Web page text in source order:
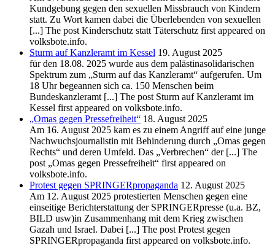
Kundgebung gegen den sexuellen Missbrauch von Kindern
statt. Zu Wort kamen dabei die Überlebenden von sexuellen
[...] The post Kinderschutz statt Täterschutz first appeared on
volksbote.info.
Sturm auf Kanzleramt im Kessel 19. August 2025
für den 18.08. 2025 wurde aus dem palästinasolidarischen
Spektrum zum „Sturm auf das Kanzleramt“ aufgerufen. Um
18 Uhr begeannen sich ca. 150 Menschen beim
Bundeskanzleramt [...] The post Sturm auf Kanzleramt im
Kessel first appeared on volksbote.info.
„Omas gegen Pressefreiheit“ 18. August 2025
Am 16. August 2025 kam es zu einem Angriff auf eine junge
Nachwuchsjournalistin mit Behinderung durch „Omas gegen
Rechts“ und deren Umfeld. Das „Verbrechen“ der [...] The
post „Omas gegen Pressefreiheit“ first appeared on
volksbote.info.
Protest gegen SPRINGERpropaganda 12. August 2025
Am 12. August 2025 protestierten Menschen gegen eine
einseitige Berichterstattung der SPRINGERpresse (u.a. BZ,
BILD usw)in Zusammenhang mit dem Krieg zwischen
Gazah und Israel. Dabei [...] The post Protest gegen
SPRINGERpropaganda first appeared on volksbote.info.